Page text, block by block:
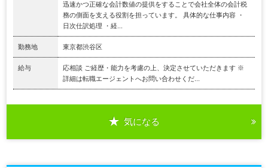
迅速かつ正確な会計数値の提供をすることで会社全体の会計税
務の側面を支える役割を担っています。 具体的な仕事内容 ・
日次仕訳処理 ・経...
勤務地 東京都渋谷区
給与
応相談 ご経歴・能力を考慮の上、決定させていただきます ※
詳細は転職エージェントへお問い合わせくだ...
気になる